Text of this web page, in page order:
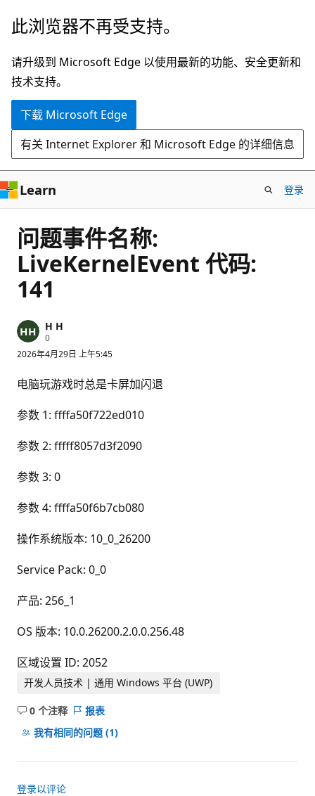
跳
主
要
内
此浏览器不再受支持。
请升级到 Microsoft Edge 以使用最新的功能、安全更新和
技术支持。
下载 Microsoft Edge
有关 Internet Explorer 和 Microsoft Edge 的详细信息
Learn 登录
问题事件名称:
LiveKernelEvent 代码:
141
H H
0信
誉
分
2026年4月29日 上午5:45
电脑玩游戏时总是卡屏加闪退
参数 1: ffffa50f722ed010
参数 2: fffff8057d3f2090
参数 3: 0
参数 4: ffffa50f6b7cb080
操作系统版本: 10_0_26200
Service Pack: 0_0
产品: 256_1
OS 版本: 10.0.26200.2.0.0.256.48
区域设置 ID: 2052
开发人员技术 | 通用 Windows 平台 (UWP)
0 个注释
无
注
报表
我有相同的问题 (1)
登录以评论